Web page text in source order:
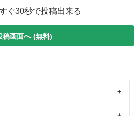
ぐ30秒で投稿出来る
稿画面へ (無料)